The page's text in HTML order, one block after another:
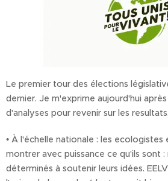
Le premier tour des élections
dernier. Je m'exprime aujourd'hui
d'analyses pour revenir sur les resultats.
• À l'échelle nationale : les ecologistes
montrer avec puissance ce qu'ils sont
déterminés à soutenir leurs idées.